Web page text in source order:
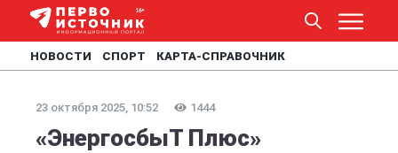
НОВОСТИ СПОРТ КАРТА-СПРАВОЧНИК
23 октября 2025, 10:52 1444
«ЭнергосбыТ Плюс»